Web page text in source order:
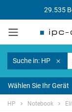
29.535
Suche in: HP
Wählen Sie Ihr Gerät
HP Notebook